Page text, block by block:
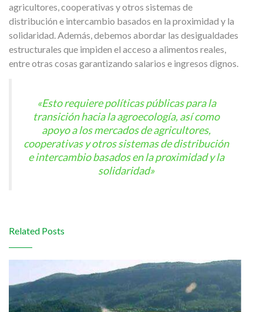
agricultores, cooperativas y otros sistemas de
distribución e intercambio basados en la proximidad y la
solidaridad. Además, debemos abordar las desigualdades
estructurales que impiden el acceso a alimentos reales,
entre otras cosas garantizando salarios e ingresos dignos.
«Esto requiere políticas públicas para la
transición hacia la agroecología, así como
apoyo a los mercados de agricultores,
cooperativas y otros sistemas de distribución
e intercambio basados en la proximidad y la
solidaridad»
Related Posts